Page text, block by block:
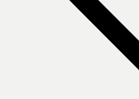
🤍 BELIEBT